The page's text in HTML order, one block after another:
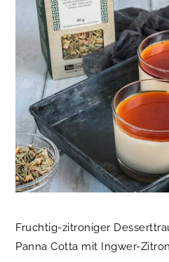
Fruchtig-zitroniger
Panna Cotta mit Ingwer-